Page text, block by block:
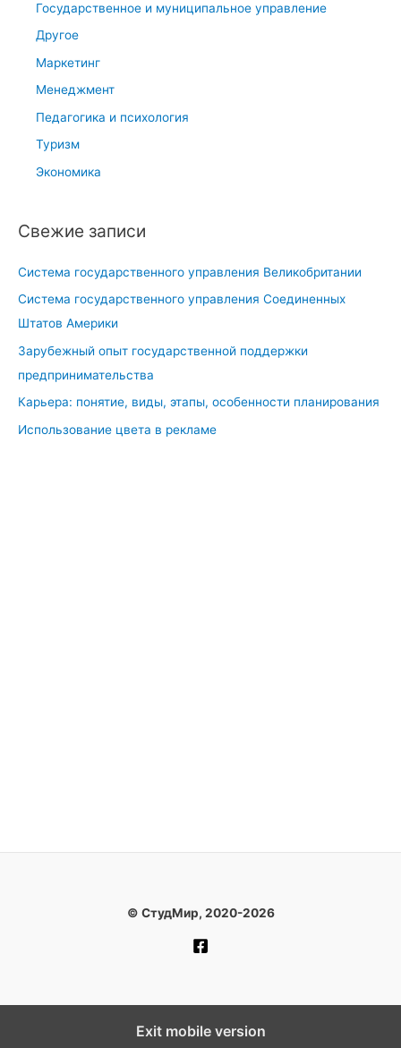
Государственное и муниципальное управление
Другое
Маркетинг
Менеджмент
Педагогика и психология
Туризм
Экономика
Свежие записи
Система государственного управления Великобритании
Система государственного управления Соединенных
Штатов Америки
Зарубежный опыт государственной поддержки
предпринимательства
Карьера: понятие, виды, этапы, особенности планирования
Использование цвета в рекламе
© СтудМир, 2020-2026
Exit mobile version